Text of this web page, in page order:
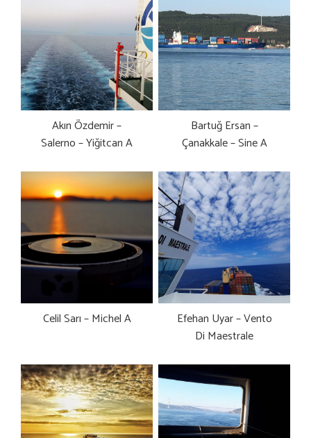
Akın Özdemir –
Salerno – Yiğitcan A
Bartuğ Ersan –
Çanakkale – Sine A
Celil Sarı – Michel A
Efehan Uyar – Vento
Di Maestrale